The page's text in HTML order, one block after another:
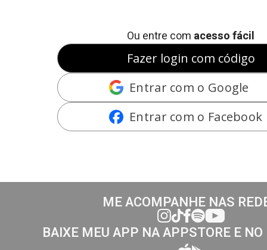
Ou entre com acesso fácil
Fazer login com código
Entrar com o Google
Entrar com o Facebook
ME ACOMPANHE NAS
BAIXE MEU APP NA APPSTORE E